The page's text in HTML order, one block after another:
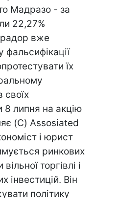
Мадразо - за
22,27%
вже
фальсифікації
їх
своїх
8 липня на акцію
(C) Assosiated
і юрист
ринкових
торгівлі і
інвестицій. Він
політику